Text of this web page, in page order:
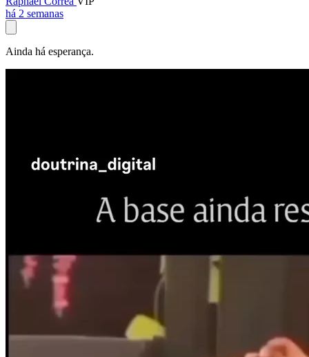
há 2 semanas
Ainda há esperança.